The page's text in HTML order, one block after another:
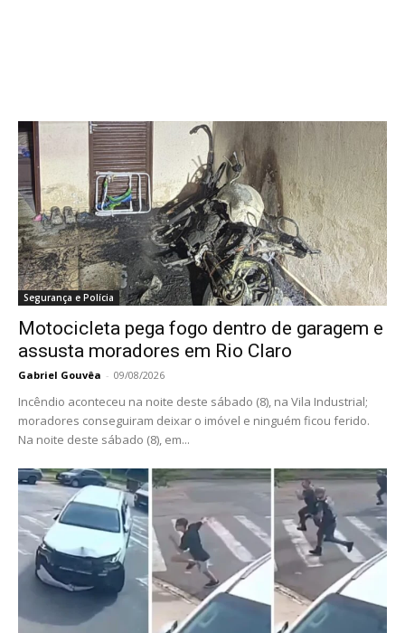
Segurança e Polícia
Motocicleta pega fogo dentro de garagem e
assusta moradores em Rio Claro
Gabriel Gouvêa - 09/08/2026
Incêndio aconteceu na noite deste sábado (8), na Vila Industrial;
moradores conseguiram deixar o imóvel e ninguém ficou ferido.
Na noite deste sábado (8), em...